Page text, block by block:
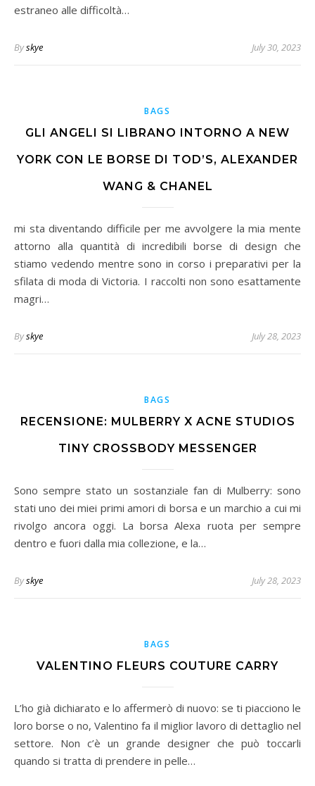
estraneo alle difficoltà…
Byskye July 30, 2023
BAGS
GLI ANGELI SI LIBRANO INTORNO A NEW
YORK CON LE BORSE DI TOD’S, ALEXANDER
WANG & CHANEL
mi sta diventando difficile per me avvolgere la mia mente
attorno alla quantità di incredibili borse di design che
stiamo vedendo mentre sono in corso i preparativi per la
sfilata di moda di Victoria. I raccolti non sono esattamente
magri…
Byskye July 28, 2023
BAGS
RECENSIONE: MULBERRY X ACNE STUDIOS
TINY CROSSBODY MESSENGER
Sono sempre stato un sostanziale fan di Mulberry: sono
stati uno dei miei primi amori di borsa e un marchio a cui mi
rivolgo ancora oggi. La borsa Alexa ruota per sempre
dentro e fuori dalla mia collezione, e la…
Byskye July 28, 2023
BAGS
VALENTINO FLEURS COUTURE CARRY
L’ho già dichiarato e lo affermerò di nuovo: se ti piacciono le
loro borse o no, Valentino fa il miglior lavoro di dettaglio nel
settore. Non c’è un grande designer che può toccarli
quando si tratta di prendere in pelle…